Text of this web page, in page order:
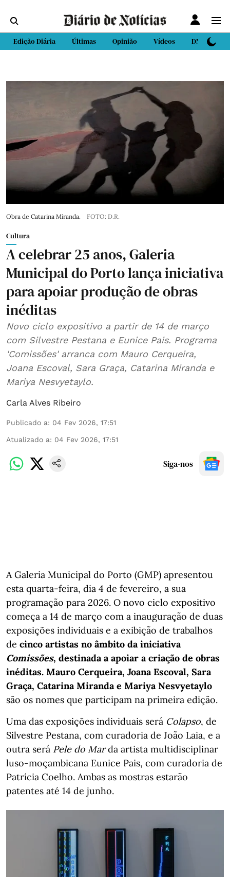
Edição Diária Últimas Opinião Vídeos DN Sport
Obra de Catarina Miranda. FOTO: D.R.
Cultura
A celebrar 25 anos, Galeria
Municipal do Porto lança iniciativa
para apoiar produção de obras
inéditas
Novo ciclo expositivo a partir de 14 de março
com Silvestre Pestana e Eunice Pais. Programa
'Comissões' arranca com Mauro Cerqueira,
Joana Escoval, Sara Graça, Catarina Miranda e
Mariya Nesvyetaylo.
Carla Alves Ribeiro
Publicado a: 04 Fev 2026, 17:51
Atualizado a: 04 Fev 2026, 17:51
Siga-nos
A Galeria Municipal do Porto (GMP) apresentou
esta quarta-feira, dia 4 de fevereiro, a sua
programação para 2026. O novo ciclo expositivo
começa a 14 de março com a inauguração de duas
exposições individuais e a exibição de trabalhos
de cinco artistas no âmbito da iniciativa
Comissões, destinada a apoiar a criação de obras
inéditas. Mauro Cerqueira, Joana Escoval, Sara
Graça, Catarina Miranda e Mariya Nesvyetaylo
são os nomes que participam na primeira edição.
Uma das exposições individuais será Colapso, de
Silvestre Pestana, com curadoria de João Laia, e a
outra será Pele do Marda artista multidisciplinar
luso-moçambicana Eunice Pais, com curadoria de
Patrícia Coelho. Ambas as mostras estarão
patentes até 14 de junho.